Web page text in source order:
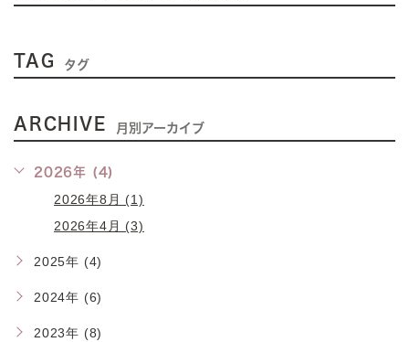
TAG タグ
ARCHIVE 月別アーカイブ
2026年 (4)
2026年8月 (1)
2026年4月 (3)
2025年 (4)
2024年 (6)
2023年 (8)